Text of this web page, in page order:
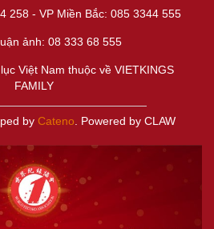
258 - VP Miền Bắc: 085 3344 555
ảnh:08 333 68 555
Việt Nam thuộc về VIETKINGS
FAMILY
byCateno . Powered by CLAW